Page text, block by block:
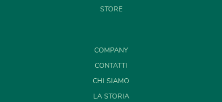
STORE
COMPANY
CONTATTI
CHI SIAMO
LA STORIA